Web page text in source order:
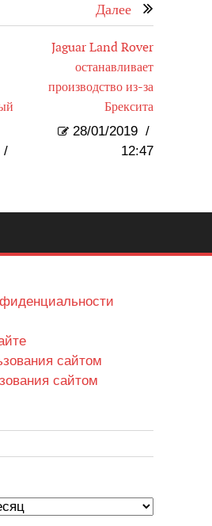
Далее
/
Jaguar Land Rover
останавливает
производство из-за
Брексита
28/01/2019 /
12:47
сайтом
сайтом